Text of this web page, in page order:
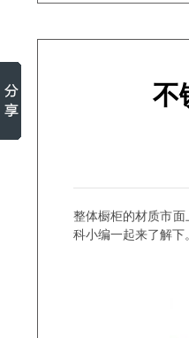
不
整体橱柜的材质市
科小编一起来了解下。